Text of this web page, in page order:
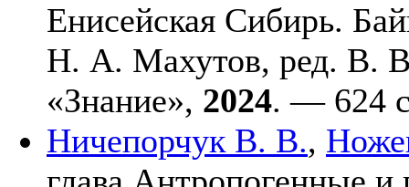
Енисейская Сибирь.
Н. А. Махутов, ред. В.
«Знание», 2024. — 624
Ничепорчук В. В.,